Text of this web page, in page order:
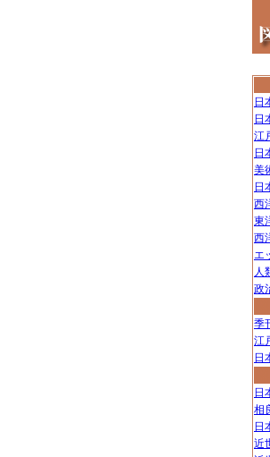
日
日
江
日
美
日
西
東
西
エ
人
政
季
江
日
日
相
日
近